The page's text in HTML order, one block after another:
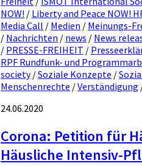
NOW! / Liberty and Peace NOW!
Media Call / Medien / Meinungs-
/ Nachrichten / news / News
/ PRESSE-FREIHEIT /
RPF Rundfunk- und
society/Soziale Konzepte /
Menschenrechte /Verständigung
24.06.2020
Corona: Petition für
Häusliche Intensiv-